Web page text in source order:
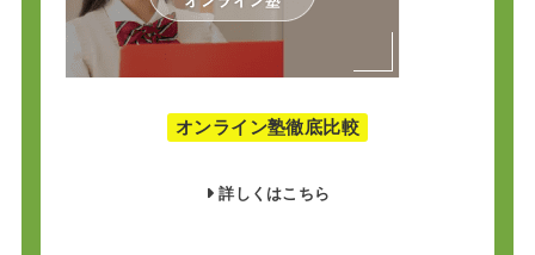
オンライン塾徹底比較
詳しくはこちら